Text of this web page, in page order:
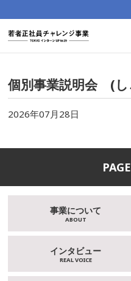
個別事業説明会 (し
2026年07月28日
事業について
ABOUT
インタビュー
REAL VOICE